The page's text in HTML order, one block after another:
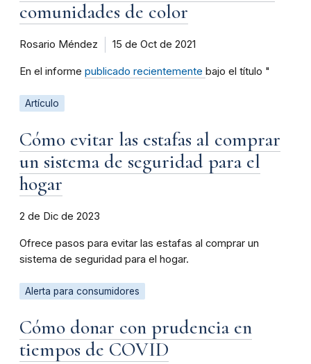
comunidades de color
Rosario Méndez 15 de Oct de 2021
En el informe publicado recientemente bajo el título "
Artículo
Cómo evitar las estafas al comprar
un sistema de seguridad para el
hogar
2 de Dic de 2023
Ofrece pasos para evitar las estafas al comprar un
sistema de seguridad para el hogar.
Alerta para consumidores
Cómo donar con prudencia en
tiempos de COVID